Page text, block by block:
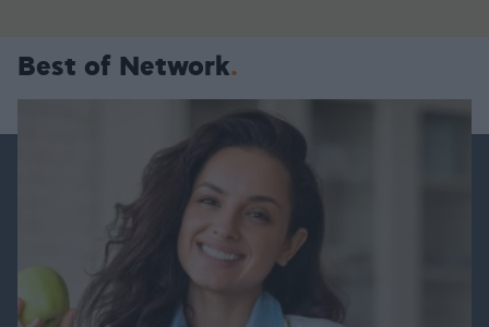
Best of Network